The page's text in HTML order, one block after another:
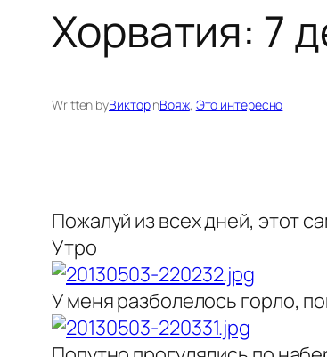
Хорватия: 7
Written byВикторinВояж, Это интересно
Пожалуй из всех дней, этот
Утро
У меня разболелось горло,